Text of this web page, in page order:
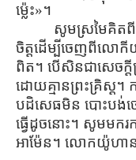
ម្ល៉េះ»។
សូមស្រមៃគិតពី
ចិត្ដដើម្បីចេញពីលោកី
ពិត។ បើសិនជាសេចក្ដី
ដោយគ្មានព្រះគ្រិស្ដ
បដិសេធមិន បោះបង់ច
ធ្វើដូចនោះ។ សូមមករ
អាម៉ែន។ លោកយ៉ូហាន